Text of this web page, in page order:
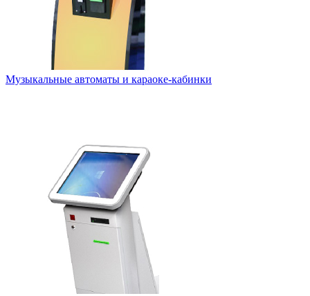
Музыкальные автоматы и караоке-кабинки